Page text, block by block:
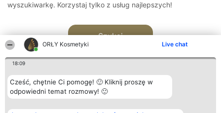
ORŁY Kosmetyki Live chat
18:09
Cześć, chętnie Ci pomogę! 🙂 Kliknij proszę w
odpowiedni temat rozmowy! 🙂
wyszukiwarkę. Korzystaj tylko z usług najlepszych!
Szukaj
Organizator plebiscytu Plebiscyt Blog Kontakt